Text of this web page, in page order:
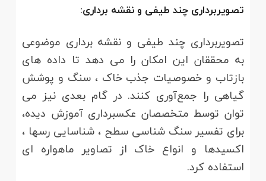
تصویربرداری چند طیفی و نقشه برداری:
تصویربرداری چند طیفی و نقشه برداری موضوعی
به محققان این امکان را می دهد تا داده های
بازتاب و خصوصیات جذب خاک ، سنگ و پوشش
گیاهی را جمع‌آوری کنند. در گام بعدی نیز می
توان توسط متخصصان عکسبرداری آموزش دیده،
برای تفسیر سنگ شناسی سطح ، شناسایی رسها ،
اکسیدها و انواع خاک از تصاویر ماهواره ای
استفاده کرد.